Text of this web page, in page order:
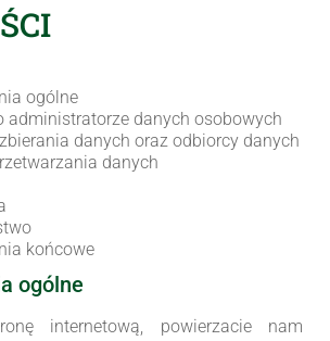
ogólne
administratorze danych osobowych
danych oraz odbiorcy danych
danych
końcowe
ogólne
internetową, powierzacie nam